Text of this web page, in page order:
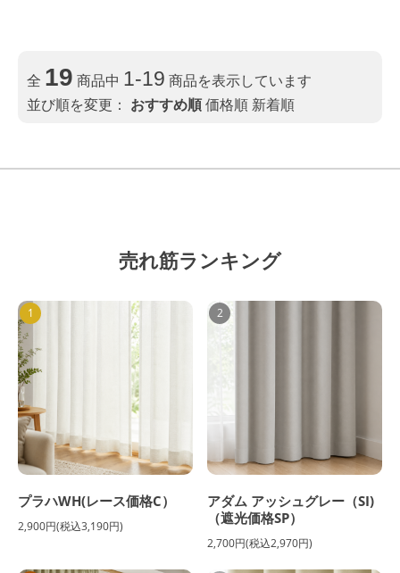
全 19 商品中 1-19 商品を表示しています
並び順を変更： おすすめ順価格順 新着順
売れ筋ランキング
1
プラハWH(レース価格C）
2,900円(税込3,190円)
2
アダム アッシュグレー（SI)
（遮光価格SP）
2,700円(税込2,970円)